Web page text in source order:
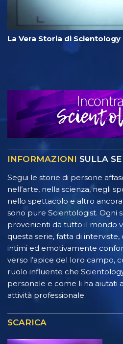
La Vera Storia di Scientology
INFORMAZIONI SULLA
Segui le storie di persone
nell’arte, nella scienza, negli
nello spettacolo e altro
sono pure Scientologist. Ogni
provenienti da tutto il mondo
questa serie, fatta di
intimi ed emotivamente
verso l’apice del loro campo,
ruolo influente che
personale e come li ha aiutati
attività professionale.
SCARICA